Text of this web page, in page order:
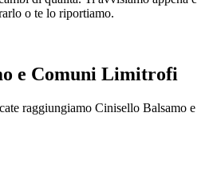
o te lo riportiamo.
e Comuni Limitrofi
raggiungiamo Cinisello Balsamo e